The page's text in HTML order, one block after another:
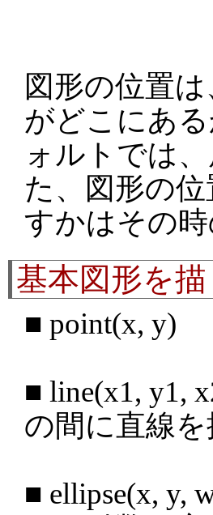
図形の位置
がどこにあ
ォルトでは
た、図形の
すかはその
基本図形を
■ point(x, y)
■ line(x1,
の間に直線を
■ ellipse(x,